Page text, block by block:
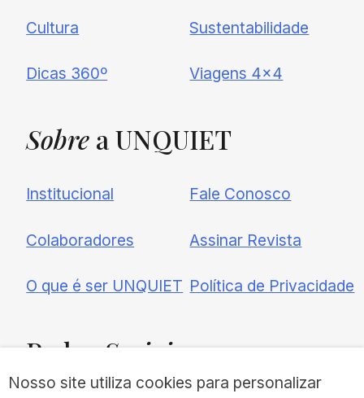
Cultura
Dicas 360º
Sustentabilidade
Viagens 4×4
Sobre a UNQUIET
Institucional
Colaboradores
O que é ser UNQUIET
Fale Conosco
Assinar Revista
Política de Privacidade
RedesSociais
Nosso site utiliza cookies para personalizar